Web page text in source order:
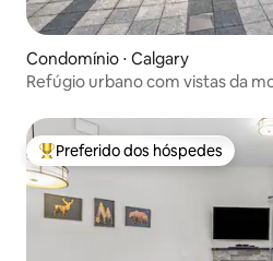
Condomínio ⋅ Calgary
Refúgio urbano com vistas da
Entre os melhores preferidos dos
Preferido dos hóspedes